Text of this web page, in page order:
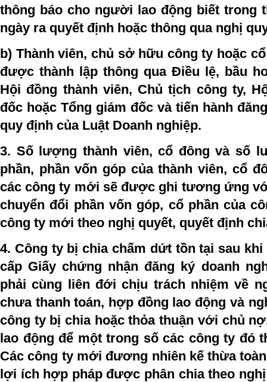
thông báo cho người lao động biết trong
ngày ra quyết định hoặc thông qua nghị
b) Thành viên, chủ sở hữu công ty hoặc
được thành lập thông qua Điều lệ, bầu
Hội đồng thành viên, Chủ tịch công ty,
đốc hoặc Tổng giám đốc và tiến hành
quy định của Luật Doanh nghiệp.
3. Số lượng thành viên, cổ đông và số
phần, phần vốn góp của thành viên, cổ
các công ty mới sẽ được ghi tương ứng
chuyển đổi phần vốn góp, cổ phần của
công ty mới theo nghị quyết, quyết định
4. Công ty bị chia chấm dứt tồn tại sau
cấp Giấy chứng nhận đăng ký doanh
phải cùng liên đới chịu trách nhiệm về
chưa thanh toán, hợp đồng lao động và
công ty bị chia hoặc thỏa thuận với chủ
lao động để một trong số các công ty đó
Các công ty mới đương nhiên kế thừa
lợi ích hợp pháp được phân chia theo